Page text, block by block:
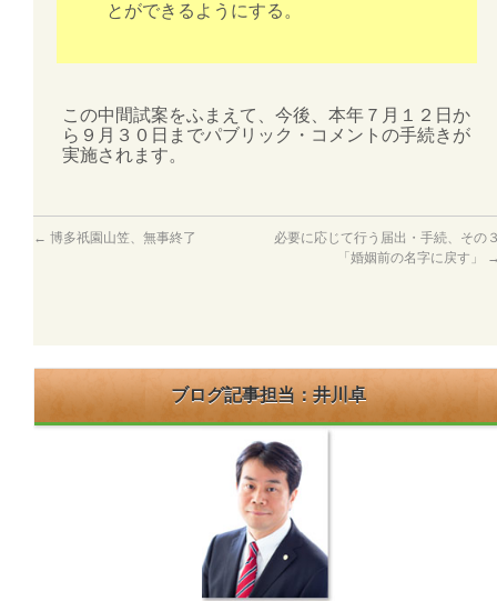
とができるようにする。
この中間試案をふまえて、今後、本年７月１２日か
ら９月３０日までパブリック・コメントの手続きが
実施されます。
← 博多祇園山笠、無事終了
必要に応じて行う届出・手続、その
「婚姻前の名字に戻す」
ブログ記事担当：井川卓